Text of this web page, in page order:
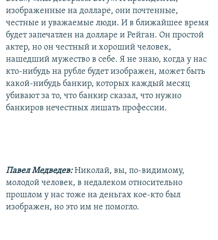
изображенные на долларе, они почтенные,
честные и уважаемые люди. И в ближайшее время
будет запечатлен на долларе и Рейган. Он простой
актер, но он честный и хороший человек,
нашедший мужество в себе. Я не знаю, когда у нас
кто-нибудь на рубле будет изображен, может быть
какой-нибудь банкир, которых каждый месяц
убивают за то, что банкир сказал, что нужно
банкиров нечестных лишать профессии.
Павел Медведев:Николай, вы, по-видимому,
молодой человек, в недалеком относительно
прошлом у нас тоже на деньгах кое-кто был
изображен, но это им не помогло.